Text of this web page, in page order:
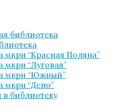
библиотека
мкрн “Красная Поляна”
мкрн “Луговая”
мкрн “Южный”
мкрн “Депо”
в библиотеку